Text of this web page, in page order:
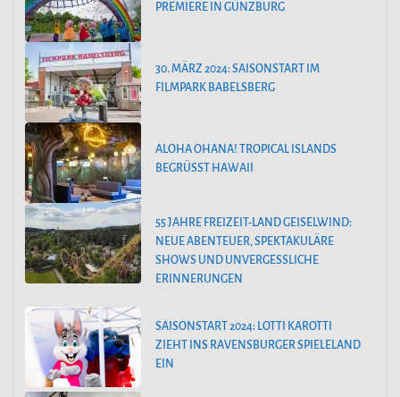
PREMIERE IN GÜNZBURG
30. MÄRZ 2024: SAISONSTART IM
FILMPARK BABELSBERG
ALOHA OHANA! TROPICAL ISLANDS
BEGRÜSST HAWAII
55 JAHRE FREIZEIT-LAND GEISELWIND:
NEUE ABENTEUER, SPEKTAKULÄRE
SHOWS UND UNVERGESSLICHE
ERINNERUNGEN
SAISONSTART 2024: LOTTI KAROTTI
ZIEHT INS RAVENSBURGER SPIELELAND
EIN